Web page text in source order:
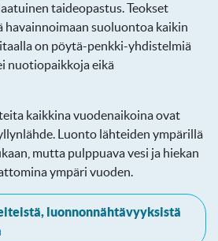
taideopastus. Teokset
havainnoimaan suoluontoa kaikin
on pöytä-penkki-yhdistelmiä
nuotiopaikkoja eikä
kaikkina vuodenaikoina ovat
Luonto lähteiden ympärillä
mutta pulppuava vesi ja hiekan
ympäri vuoden.
luonnonnähtävyyksistä